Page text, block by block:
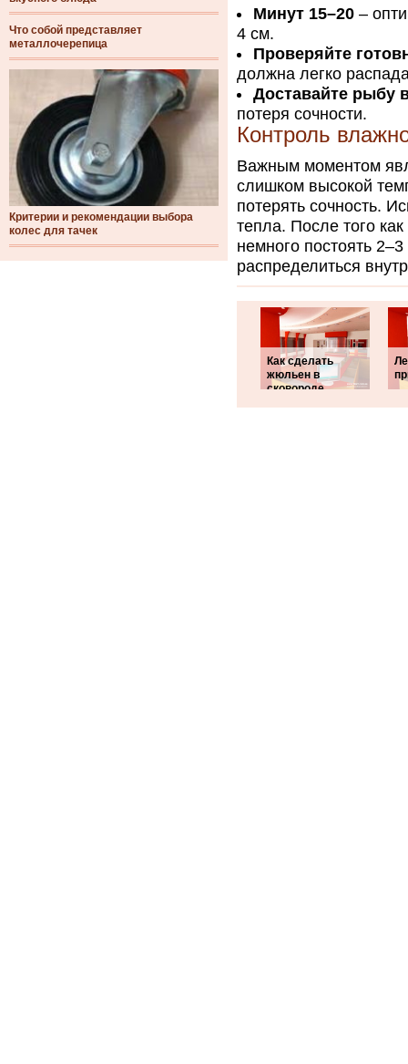
Что собой представляет
металлочерепица
Критерии и рекомендации выбора
колес для тачек
Минут 15–20 –
4 см.
Проверяйте
должна легко
Доставайте рыбу
потеря сочности.
Контроль
Важным моментом
слишком высокой
потерять сочность.
тепла. После того
немного постоять
распределиться
Как сделать
жюльен в
сковороде